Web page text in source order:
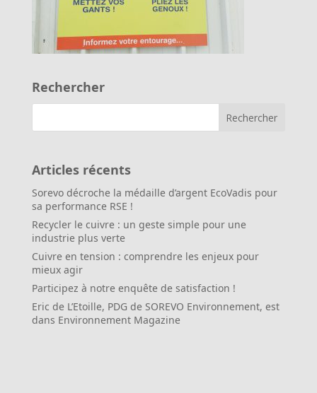
Rechercher
Articles récents
Sorevo décroche la médaille d’argent EcoVadis pour
sa performance RSE !
Recycler le cuivre : un geste simple pour une
industrie plus verte
Cuivre en tension : comprendre les enjeux pour
mieux agir
Participez à notre enquête de satisfaction !
Eric de L’Etoille, PDG de SOREVO Environnement, est
dans Environnement Magazine